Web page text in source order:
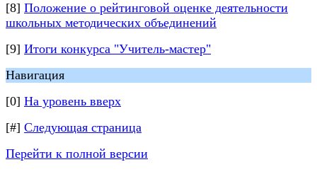
[8] Положение о рейтинговой оценке деятельности
школьных методических объединений
[9] Итоги конкурса "Учитель-мастер"
Навигация
[0] На уровень вверх
[#] Следующая страница
Перейти к полной версии